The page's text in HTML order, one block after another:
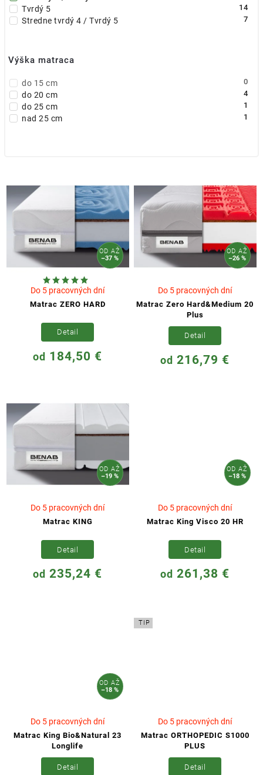
Tvrdý 5
14
Stredne tvrdý 4 / Tvrdý 5 7
Výška matraca
do 15 cm 0
do 20 cm 4
do 25 cm 1
nad 25 cm 1
ODAŽ
–37 %
Matrac ZERO HARD
Do 5 pracovných dní
od 184,50 €
Detail
ODAŽ
–26 %
Matrac Zero Hard&Medium 20
Plus
Do 5 pracovných dní
od 216,79 €
Detail
ODAŽ
–19 %
Matrac KING
Do 5 pracovných dní
od 235,24 €
Detail
ODAŽ
–18 %
Matrac King Visco 20 HR
Do 5 pracovných dní
od 261,38 €
Detail
ODAŽ
–18 %
Matrac King Bio&Natural 23
Longlife
Do 5 pracovných dní
Detail
TIP
Matrac ORTHOPEDIC S1000
PLUS
Do 5 pracovných dní
Detail